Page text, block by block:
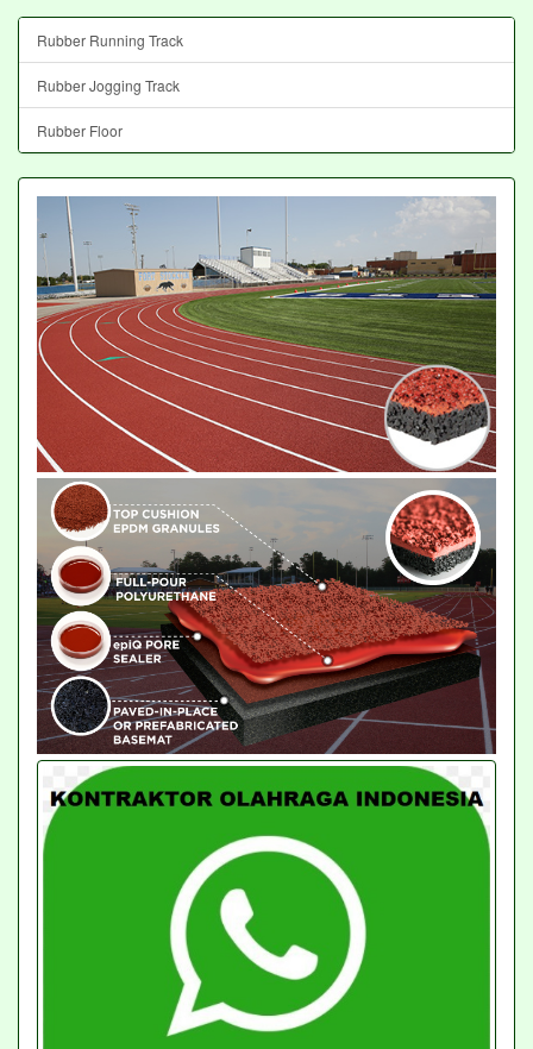
Rubber Running Track
Rubber Jogging Track
Rubber Floor